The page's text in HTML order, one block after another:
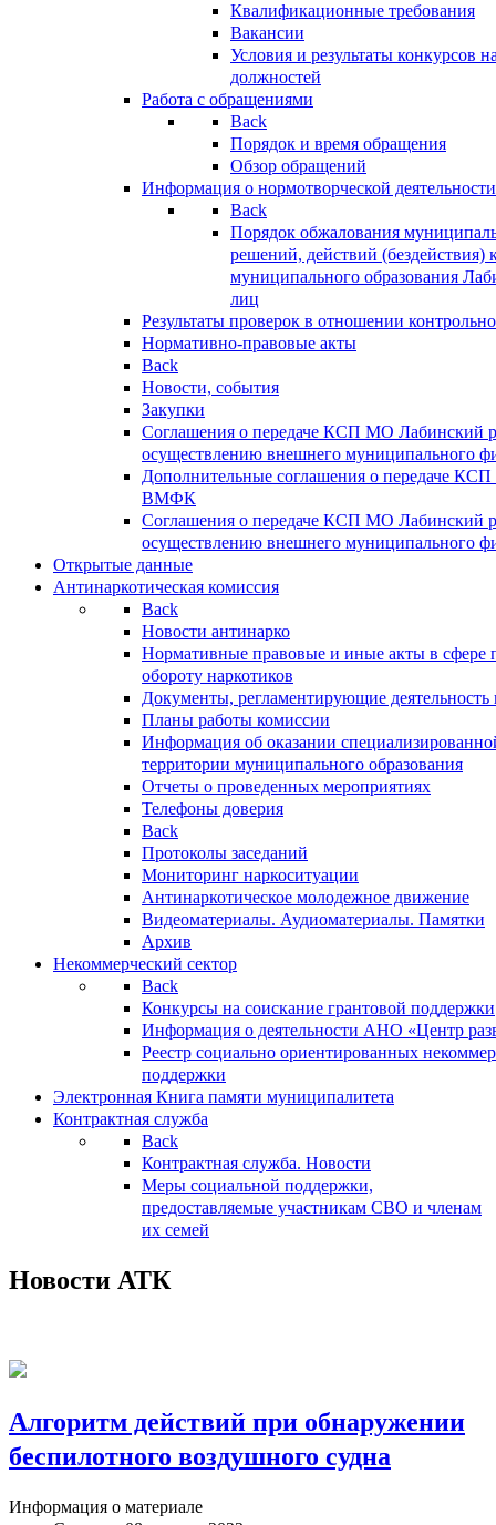
Квалификационные требования
Вакансии
Условия и результаты конкурсов
должностей
Работа с обращениями
Back
Порядок и время обращения
Обзор обращений
Информация о нормотворческой деятельности
Back
Порядок обжалования
решений, действий (бездействия)
муниципального образования
лиц
Результаты проверок в отношении
Нормативно-правовые акты
Back
Новости, события
Закупки
Соглашения о передаче КСП МО Лабинский
осуществлению внешнего муниципального
Дополнительные соглашения о передаче
ВМФК
Соглашения о передаче КСП МО Лабинский
осуществлению внешнего муниципального
Открытые данные
Антинаркотическая комиссия
Back
Новости антинарко
Нормативные правовые и иные акты в сфере
обороту наркотиков
Документы, регламентирующие деятельность
Планы работы комиссии
Информация об оказании
территории муниципального образования
Отчеты о проведенных мероприятиях
Телефоны доверия
Back
Протоколы заседаний
Мониторинг наркоситуации
Антинаркотическое молодежное движение
Видеоматериалы. Аудиоматериалы. Памятки
Архив
Некоммерческий сектор
Back
Конкурсы на соискание грантовой поддержки
Информация о деятельности АНО «Центр
Реестр социально ориентированных
поддержки
Электронная Книга памяти муниципалитета
Контрактная служба
Back
Контрактная служба. Новости
Меры социальной поддержки,
предоставляемые участникам СВО и членам
их семей
Новости АТК
Алгоритм действий при обнаружении
беспилотного воздушного судна
Информация о материале